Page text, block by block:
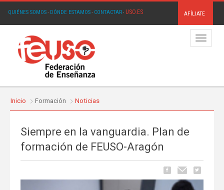
QUIÉNES SOMOS· DÓNDE ESTAMOS· CONTACTAR· USO.ES AFÍLIATE
Menú
Inicio Formación Noticias
Siempre en la vanguardia. Plan de
formación de FEUSO-Aragón